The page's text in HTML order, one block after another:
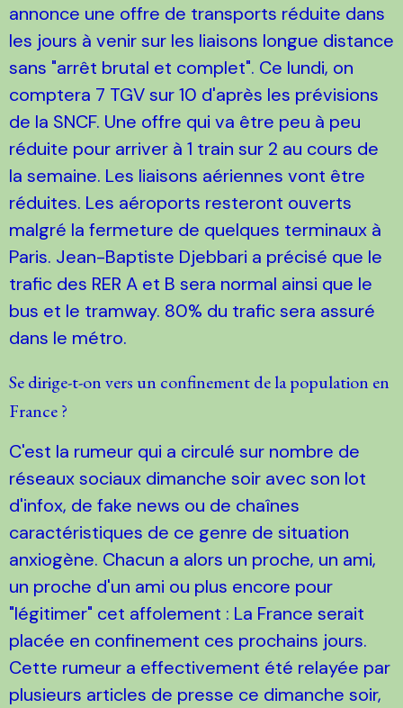
annonce une offre de transports réduite dans
les jours à venir sur les liaisons longue distance
sans "arrêt brutal et complet". Ce lundi, on
comptera 7 TGV sur 10 d'après les prévisions
de la SNCF. Une offre qui va être peu à peu
réduite pour arriver à 1 train sur 2 au cours de
la semaine. Les liaisons aériennes vont être
réduites. Les aéroports resteront ouverts
malgré la fermeture de quelques terminaux à
Paris. Jean-Baptiste Djebbari a précisé que le
trafic des RER A et B sera normal ainsi que le
bus et le tramway. 80% du trafic sera assuré
dans le métro.
Se dirige-t-on vers un confinement de la population en
France ?
C'est la rumeur qui a circulé sur nombre de
réseaux sociaux dimanche soir avec son lot
d'infox, de fake news ou de chaînes
caractéristiques de ce genre de situation
anxiogène. Chacun a alors un proche, un ami,
un proche d'un ami ou plus encore pour
"légitimer" cet affolement : La France serait
placée en confinement ces prochains jours.
Cette rumeur a effectivement été relayée par
plusieurs articles de presse ce dimanche soir,